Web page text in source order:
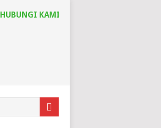
HUBUNGI KAMI